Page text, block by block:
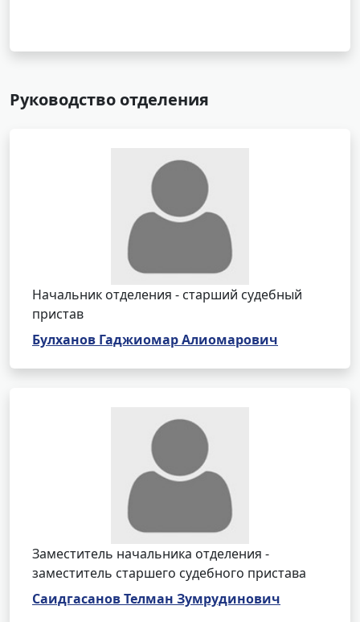
Руководство отделения
Начальник отделения - старший судебный
пристав
Булханов Гаджиомар Алиомарович
Заместитель начальника отделения -
заместитель старшего судебного пристава
Саидгасанов Телман Зумрудинович